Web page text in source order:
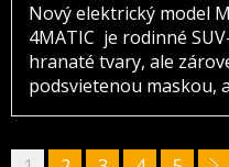
Nový elektrický model
4MATIC je rodinné
hranaté tvary, ale
podsvietenou maskou,